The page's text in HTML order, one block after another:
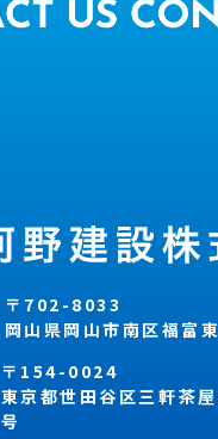
〒702-8033
岡山県岡山市南区福富
〒154-0024
東京都世田谷区三軒茶
号